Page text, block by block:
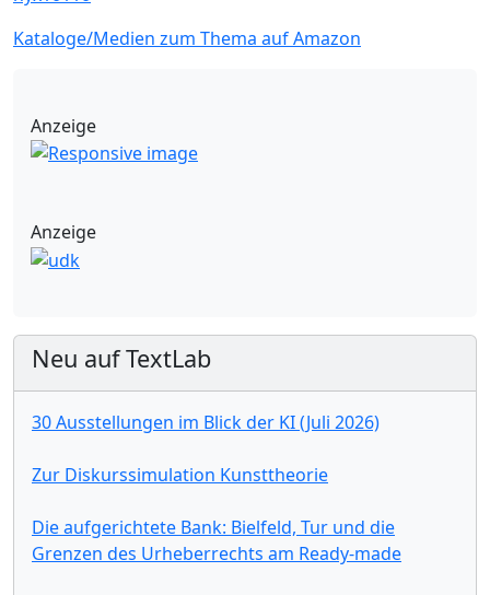
Kataloge/Medien zum Thema auf Amazon
Anzeige
Anzeige
Neu auf TextLab
30 Ausstellungen im Blick der KI (Juli 2026)
Zur Diskurssimulation Kunsttheorie
Die aufgerichtete Bank: Bielfeld, Tur und die
Grenzen des Urheberrechts am Ready-made